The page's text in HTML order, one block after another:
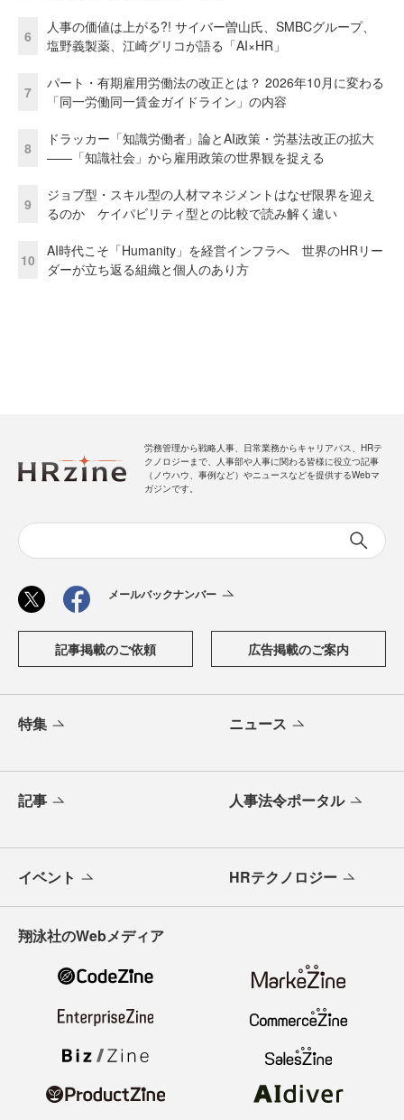
6
人事の価値は上がる?! サイバー曽山氏、SMBCグループ、
塩野義製薬、江崎グリコが語る「AI×HR」
7
パート・有期雇用労働法の改正とは？ 2026年10月に変わる
「同一労働同一賃金ガイドライン」の内容
8
ドラッカー「知識労働者」論とAI政策・労基法改正の拡大
——「知識社会」から雇用政策の世界観を捉える
9
ジョブ型・スキル型の人材マネジメントはなぜ限界を迎え
るのか ケイパビリティ型との比較で読み解く違い
10
AI時代こそ「Humanity」を経営インフラへ 世界のHRリー
ダーが立ち返る組織と個人のあり方
労務管理から戦略人事、日常業務からキャリアパス、HRテ
クノロジーまで、人事部や人事に関わる皆様に役立つ記事
（ノウハウ、事例など）やニュースなどを提供するWebマ
ガジンです。
メールバックナンバー
記事掲載のご依頼 広告掲載のご案内
特集 ニュース
記事 人事法令ポータル
イベント HRテクノロジー
翔泳社のWebメディア